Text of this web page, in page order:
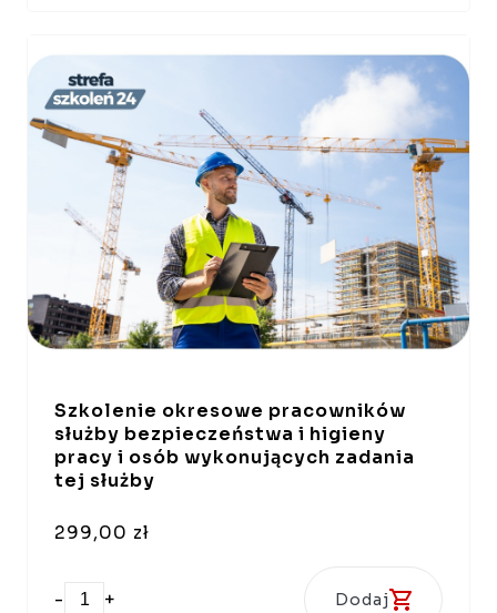
Szkolenie okresowe pracowników
służby bezpieczeństwa i higieny
pracy i osób wykonujących zadania
tej służby
299,00 zł
- + Dodaj